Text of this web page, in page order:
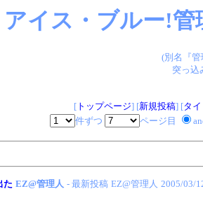
アイス・ブルー!
(別名『
突っ込
[トップページ] [新規投稿] [タ
件ずつ
ページ目
た EZ@管理人 - 最新投稿 EZ@管理人 2005/03/